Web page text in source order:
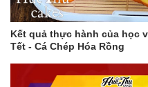
Kết quả thực hành của học
Tết - Cá Chép Hóa Rồng